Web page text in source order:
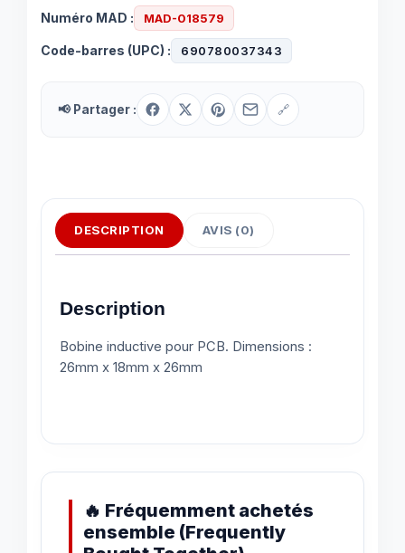
Numéro MAD : MAD-018579
Code-barres (UPC) : 690780037343
📢 Partager : 🔗
DESCRIPTION AVIS (0)
Description
Bobine inductive pour PCB. Dimensions :
26mm x 18mm x 26mm
🔥 Fréquemment achetés
ensemble (Frequently